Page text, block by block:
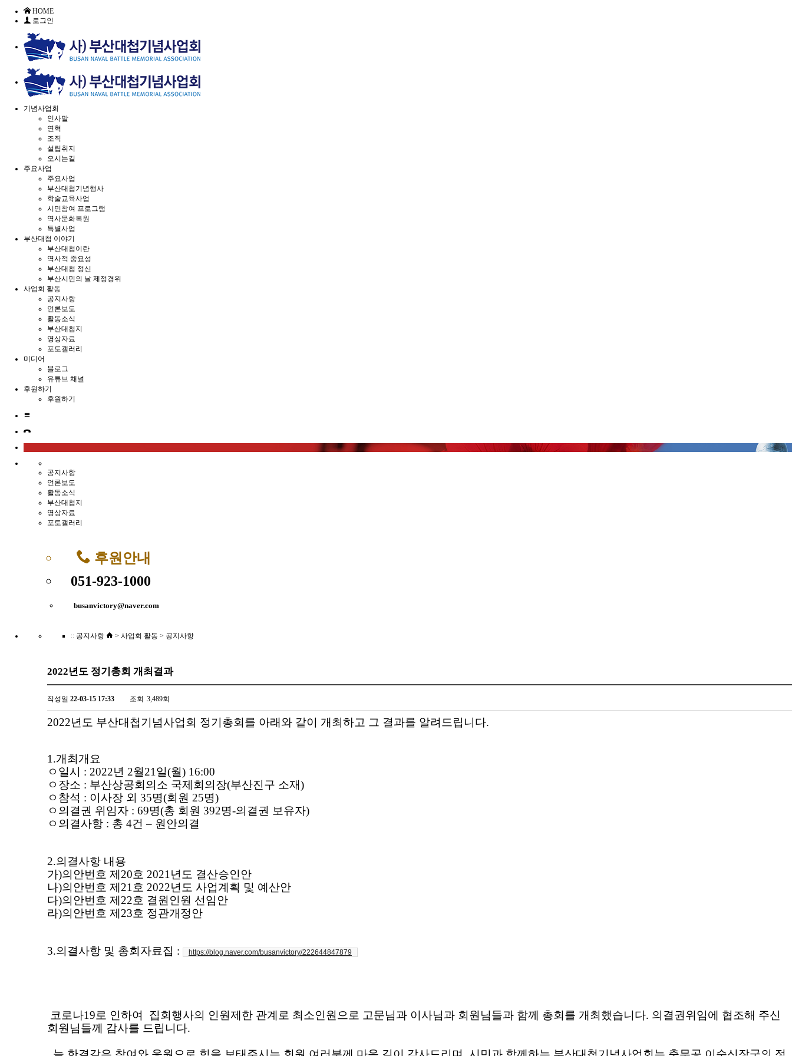
HOME
로그인
기념사업회
인사말
연혁
조직
설립취지
오시는길
주요사업
주요사업
부산대첩기념행사
학술교육사업
시민참여 프로그램
역사문화복원
특별사업
부산대첩 이야기
부산대첩이란
역사적 중요성
부산대첩 정신
부산시민의 날 제정경위
사업회 활동
공지사항
언론보도
활동소식
부산대첩지
영상자료
포토갤러리
미디어
블로그
유튜브 채널
후원하기
후원하기
공지사항
언론보도
활동소식
부산대첩지
영상자료
포토갤러리
후원안내
051-923-1000
busanvictory@naver.com
:: 공지사항 > 사업회 활동 > 공지사항
2022년도 정기총회 개최결과
작성일 22-03-15 17:33 조회 3,489회
2022년도 부산대첩기념사업회 정기총회를 아래와 같이 개최하고 그 결과를 알려드립니다.
1.개최개요
ㅇ 일시 : 2022년 2월21 일(월) 16:00
ㅇ 장소 : 부산상공회의소 국제회의장(부산진구 소재)
ㅇ 참석 : 이사장 외 35명(회원 25명)
ㅇ 의결권 위임자 : 69명(총 회원 392명-의결권 보유자)
ㅇ 의결사항 : 총 4건– 원안의결
2.의결사항 내용
가)의안번호 제 20호 2021 년도 결산승인안
나)의안번호 제 21 호 2022년도 사업계획 및 예산안
다)의안번호 제 22호 결원인원 선임안
라)의안번호 제23호 정관개정안
3.의결사항 및 총회자료집 : https://blog.naver.com/busanvictory/222644847879
코로나19로 인하여 집회행사의 인원제한 관계로 최소인원으로 고문님과 이사님과 회원님들과 함께 총회를 개최했습니다. 의결권위임에 협조해 주신
회원님들께 감사를 드립니다.